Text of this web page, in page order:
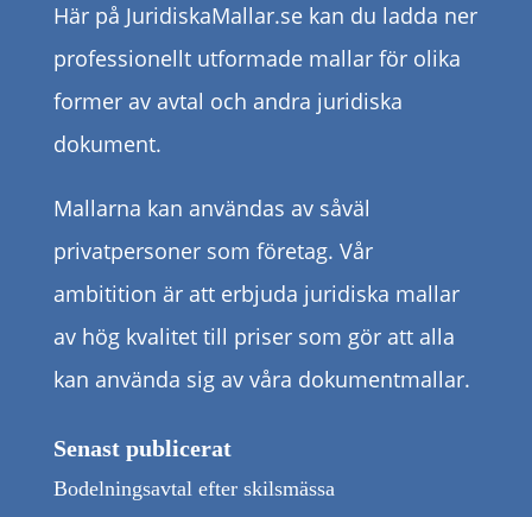
Här på JuridiskaMallar.se kan du ladda ner
professionellt utformade mallar för olika
former av avtal och andra juridiska
dokument.
Mallarna kan användas av såväl
privatpersoner som företag. Vår
ambitition är att erbjuda juridiska mallar
av hög kvalitet till priser som gör att alla
kan använda sig av våra dokumentmallar.
Senast publicerat
Bodelningsavtal efter skilsmässa